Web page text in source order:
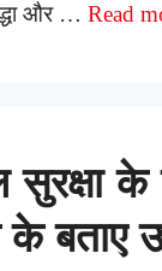
और … Read
के
बताए